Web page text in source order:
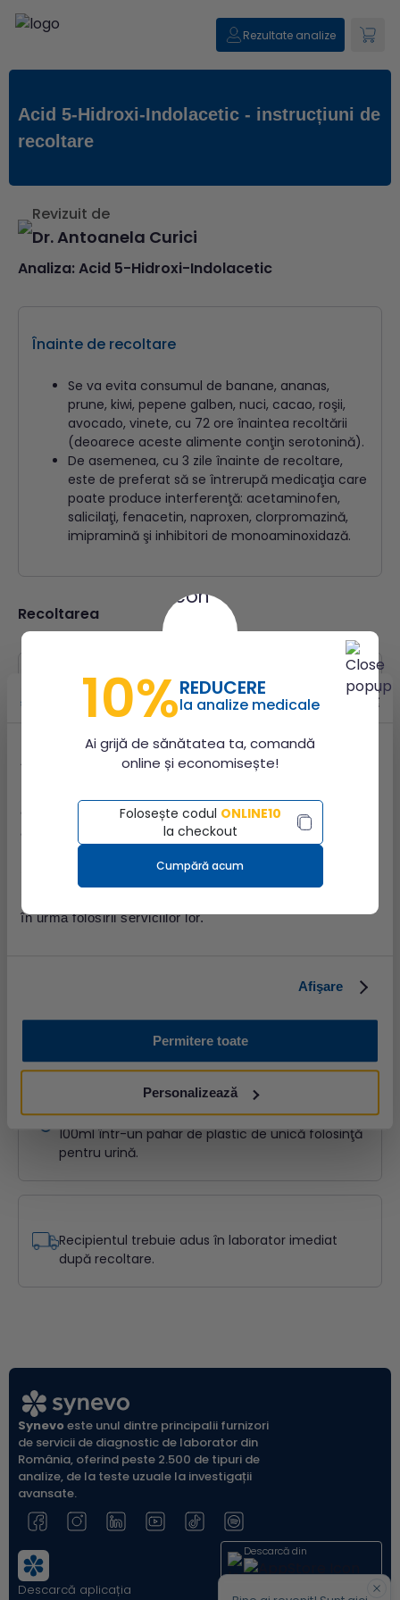
Acest site utilizează cookie-uri
anunțurile, pentru a oferi funcții de rețele sociale și pentru
a analiza traficul. De asemenea, le oferim partenerilor de
rețele sociale, de publicitate și de analize informații cu
privire la modul în care folosiți site-ul nostru. Aceștia le
în urma folosirii serviciilor lor.
Afişare
Permitere toate
Personalizează
Rezultate analize
Acid 5-Hidroxi-Indolacetic - instrucțiuni de
recoltare
Revizuit de
Dr. Antoanela Curici
Analiza:Acid 5-Hidroxi-Indolacetic
Înainte de recoltare
Se va evita consumul de banane, ananas,
prune, kiwi, pepene galben, nuci, cacao, roşii,
avocado, vinete, cu 72 ore înaintea recoltării
(deoarece aceste alimente conţin serotonină).
De asemenea, cu 3 zile înainte de recoltare,
este de preferat să se întrerupă medicaţia care
poate produce interferenţă: acetaminofen,
salicilaţi, fenacetin, naproxen, clorpromazină,
imipramină şi inhibitori de monoaminoxidază.
Recoltarea
La ora 7 dimineaţa pacientul urinează şi nu
păstrează această urină.
Apoi, într-un vas curat din plastic de unică
folosinţă de 2-3 litri, se colectează toate emisiile
de urină până în dimineaţa următoare, inclusiv.
Se omogenizează (prin agitare) urina recoltată,
se măsoară întreaga cantitate şi se reţin aprox.
100ml într-un pahar de plastic de unică folosinţă
pentru urină.
Recipientul trebuie adus în laborator imediat
după recoltare.
Synevoeste unul dintre principalii furnizori
de servicii de diagnostic de laborator din
România, oferind peste 2.500 de tipuri de
analize, de la teste uzuale la investigații
avansate.
Descarcă aplicația
Descarcă din
10%REDUCERE
la analize medicale
Ai grijă de sănătatea ta, comandă
online și economisește!
Folosește codul ONLINE10
la checkout
Cumpără acum